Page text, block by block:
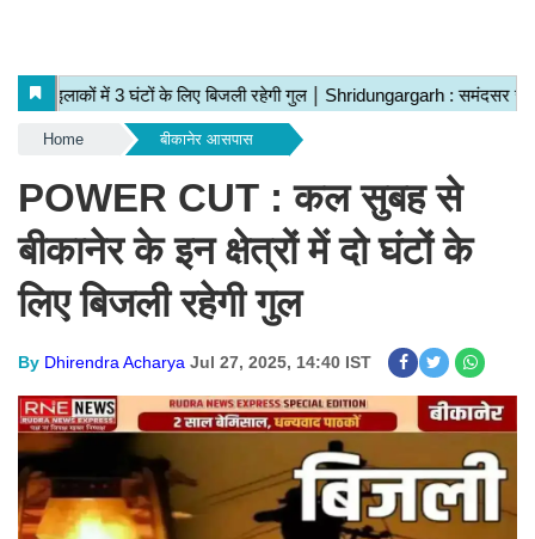
Home बीकानेर आसपास
POWER CUT : कल सुबह से
बीकानेर के इन क्षेत्रों में दो घंटों के
लिए बिजली रहेगी गुल
By Dhirendra Acharya Jul 27, 2025, 14:40 IST